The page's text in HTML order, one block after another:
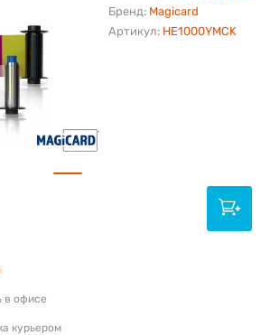
Бренд: Magicard
Артикул: HE1000YMCK
в офисе
курьером